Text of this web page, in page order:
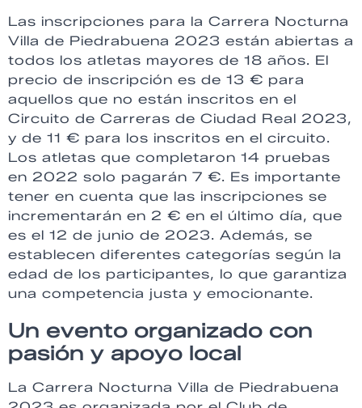
Las inscripciones para la Carrera Nocturna
Villa de Piedrabuena 2023 están abiertas a
todos los atletas mayores de 18 años. El
precio de inscripción es de 13 € para
aquellos que no están inscritos en el
Circuito de Carreras de Ciudad Real 2023,
y de 11 € para los inscritos en el circuito.
Los atletas que completaron 14 pruebas
en 2022 solo pagarán 7 €. Es importante
tener en cuenta que las inscripciones se
incrementarán en 2 € en el último día, que
es el 12 de junio de 2023. Además, se
establecen diferentes categorías según la
edad de los participantes, lo que garantiza
una competencia justa y emocionante.
Un evento organizado con
pasión y apoyo local
La Carrera Nocturna Villa de Piedrabuena